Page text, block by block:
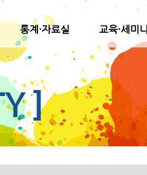
통계·자료실 교육·세미
]